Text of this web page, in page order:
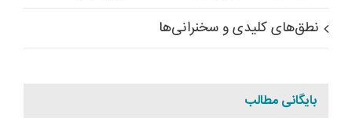
نطق‌های کلیدی و سخنرانی‌ها
بایگانی مطالب